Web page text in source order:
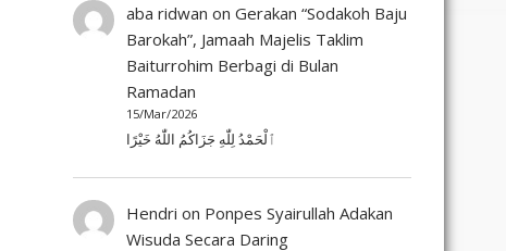
aba ridwan on Gerakan “Sodakoh Baju
Barokah”, Jamaah Majelis Taklim
Baiturrohim Berbagi di Bulan
Ramadan
15/Mar/2026
ٱلْحَمْدُ لِلّٰهِ جَزَاكُمُ اللّٰهُ خَيْرًا
Hendri on Ponpes Syairullah Adakan
Wisuda Secara Daring